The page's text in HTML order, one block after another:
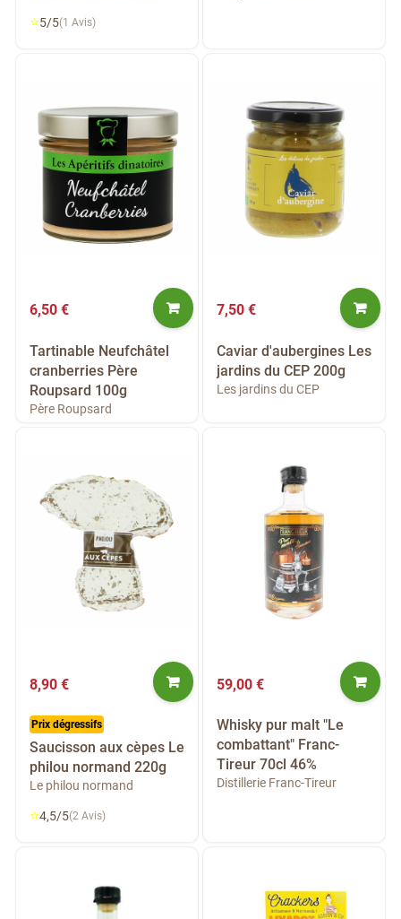
⭐5/5(1 Avis)
6,50 €
Tartinable Neufchâtel
cranberries Père
Roupsard 100g
Père Roupsard
7,50 €
Caviar d'aubergines Les
jardins du CEP 200g
Les jardins du CEP
8,90 €
Prix dégressifs
Saucisson aux cèpes Le
philou normand 220g
Le philou normand
⭐4,5/5(2 Avis)
59,00 €
Whisky pur malt "Le
combattant" Franc-
Tireur 70cl 46%
Distillerie Franc-Tireur